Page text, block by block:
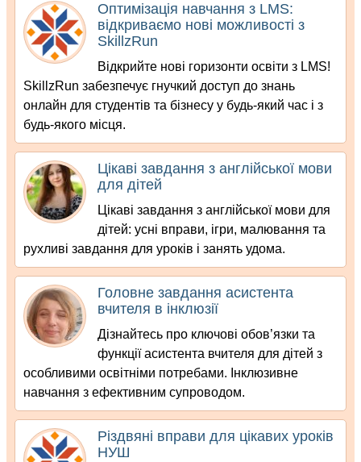
Оптимізація навчання з LMS:
відкриваємо нові можливості з
SkillzRun
Відкрийте нові горизонти освіти з LMS!
SkillzRun забезпечує гнучкий доступ до знань
онлайн для студентів та бізнесу у будь-який час і з
будь-якого місця.
Цікаві завдання з англійської мови
для дітей
Цікаві завдання з англійської мови для
дітей: усні вправи, ігри, малювання та
рухливі завдання для уроків і занять удома.
Головне завдання асистента
вчителя в інклюзії
Дізнайтесь про ключові обов’язки та
функції асистента вчителя для дітей з
особливими освітніми потребами. Інклюзивне
навчання з ефективним супроводом.
Різдвяні вправи для цікавих уроків
НУШ